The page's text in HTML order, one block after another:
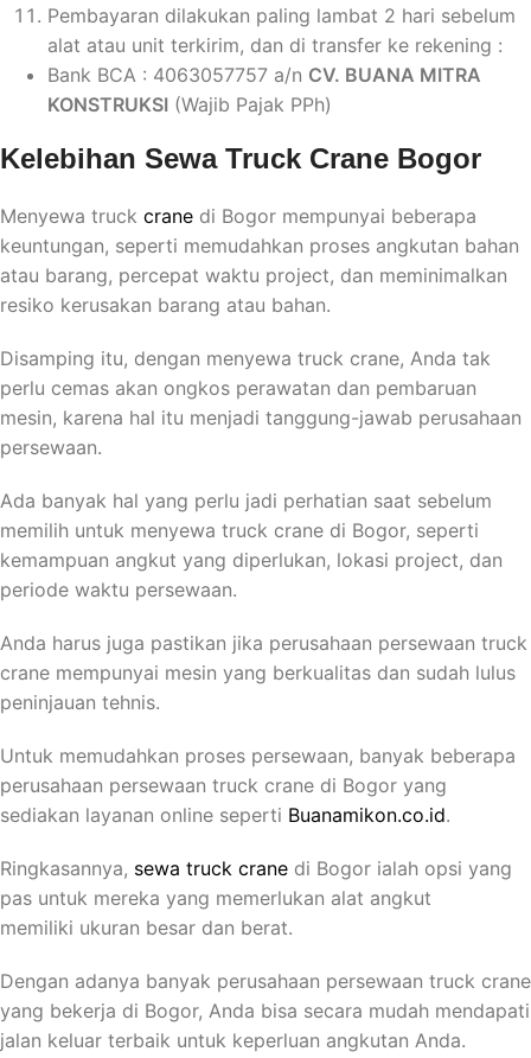
Pembayaran dilakukan paling lambat 2 hari sebelum
alat atau unit terkirim, dan di transfer ke rekening :
Bank BCA : 4063057757 a/n CV. BUANA MITRA
KONSTRUKSI (Wajib Pajak PPh)
Kelebihan Sewa Truck Crane Bogor
Menyewa truck crane di Bogor mempunyai beberapa
keuntungan, seperti memudahkan proses angkutan bahan
atau barang, percepat waktu project, dan meminimalkan
resiko kerusakan barang atau bahan.
Disamping itu, dengan menyewa truck crane, Anda tak
perlu cemas akan ongkos perawatan dan pembaruan
mesin, karena hal itu menjadi tanggung-jawab perusahaan
persewaan.
Ada banyak hal yang perlu jadi perhatian saat sebelum
memilih untuk menyewa truck crane di Bogor, seperti
kemampuan angkut yang diperlukan, lokasi project, dan
periode waktu persewaan.
Anda harus juga pastikan jika perusahaan persewaan truck
crane mempunyai mesin yang berkualitas dan sudah lulus
peninjauan tehnis.
Untuk memudahkan proses persewaan, banyak beberapa
perusahaan persewaan truck crane di Bogor yang
sediakan layanan online seperti Buanamikon.co.id.
Ringkasannya, sewa truck crane di Bogor ialah opsi yang
pas untuk mereka yang memerlukan alat angkut
memiliki ukuran besar dan berat.
Dengan adanya banyak perusahaan persewaan truck crane
yang bekerja di Bogor, Anda bisa secara mudah mendapati
jalan keluar terbaik untuk keperluan angkutan Anda.